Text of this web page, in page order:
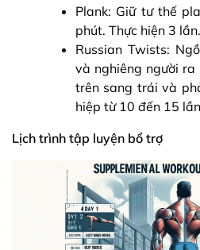
Plank: Giữ tư thế
phút. Thực hiện 3 lần.
Russian Twists:
và nghiêng người
trên sang trái và
hiệp từ 10 đến 15
Lịch trình tập luyện bổ trợ